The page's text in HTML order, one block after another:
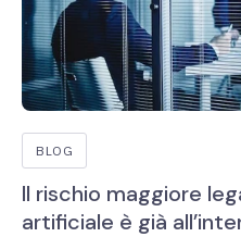
BLOG
Il rischio maggiore
artificiale è già